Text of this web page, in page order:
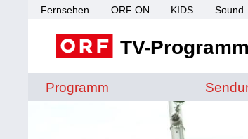
Fernsehen ORF ON KIDS Sound
TV-Programm
Programm